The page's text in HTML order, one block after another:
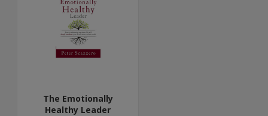
The Emotionally
Healthy Leader